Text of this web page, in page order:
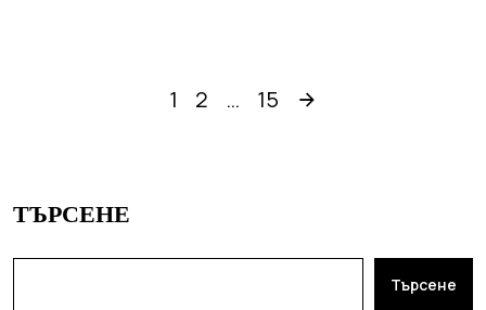
1 2 … 15
ТЪРСЕНЕ
Търсене